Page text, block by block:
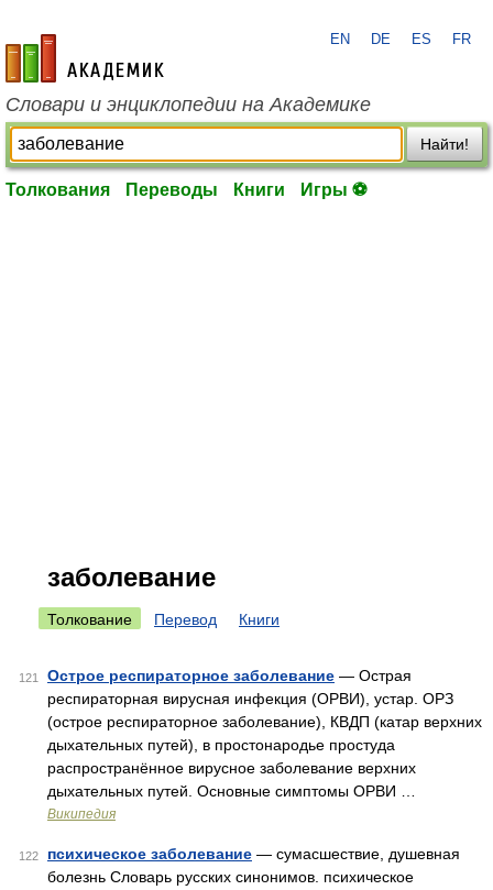
academic.ru
EN DE ES FR
Словари и энциклопедии на Академике
Найти!
Толкования Переводы Книги Игры ⚽
заболевание
Толкование Перевод Книги
121 Острое респираторное заболевание — Острая
респираторная вирусная инфекция (ОРВИ), устар. ОРЗ
(острое респираторное заболевание), КВДП (катар верхних
дыхательных путей), в простонародье простуда
распространённое вирусное заболевание верхних
дыхательных путей. Основные симптомы ОРВИ …
Википедия
122 психическое заболевание — сумасшествие, душевная
болезнь Словарь русских синонимов. психическое